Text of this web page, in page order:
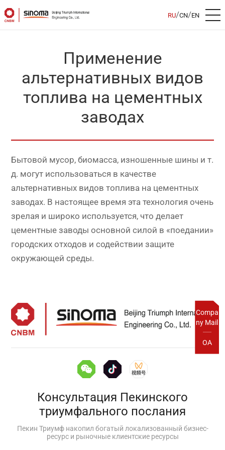
RU/CN/EN
Compa
ny Mail
OA
Применение
альтернативных видов
топлива на цементных
заводах
Бытовой мусор, биомасса, изношенные шины и т.
д. могут использоваться в качестве
альтернативных видов топлива на цементных
заводах. В настоящее время эта технология очень
зрелая и широко используется, что делает
цементные заводы основной силой в «поедании»
городских отходов и содействии защите
окружающей среды.
Консультация Пекинского
триумфального послания
Пекин Триумф накопил богатый локализованный бизнес-
ресурс и рыночные клиентские ресурсы